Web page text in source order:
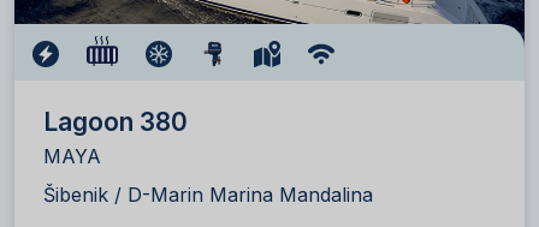
Lagoon 380
MAYA
Šibenik / D-Marin Marina Mandalina